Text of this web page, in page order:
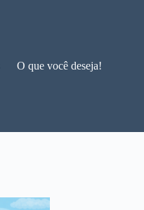
O que você deseja!